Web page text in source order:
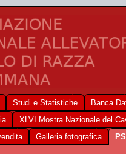
Studi e Statistiche
Banca
XLVI Mostra Nazionale del
Galleria fotografica